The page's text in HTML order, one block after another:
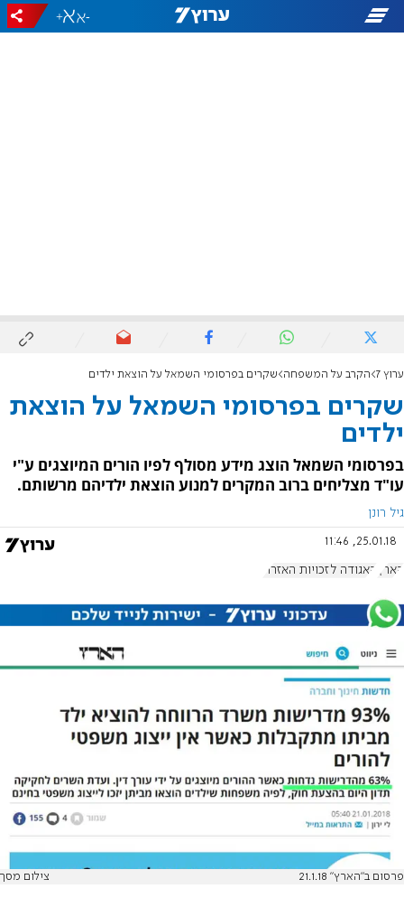
-
+
ערוץ 7 הקרב על המשפחה שקרים בפרסומי השמאל על הוצאת ילדים
שקרים בפרסומי השמאל על הוצאת
ילדים
בפרסומי השמאל הוצג מידע מסולף לפיו הורים המיוצגים ע"י
עו"ד מצליחים ברוב המקרים למנוע הוצאת ילדיהם מרשותם.
גיל רונן
25.01.18, 11:46
הארץ האגודה לזכויות האזרח
פרסום ב"הארץ" 21.1.18 צילום מסך